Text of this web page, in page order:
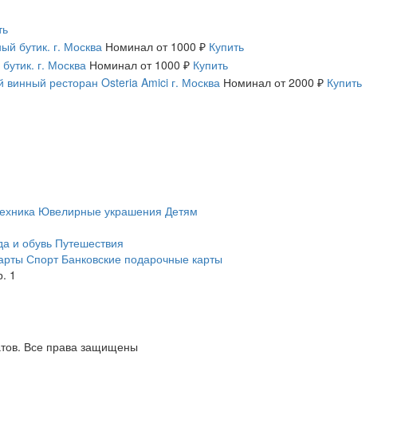
бутик. г. Москва Номинал от 1000 ₽ Купить
г. Москва Номинал от 1000 ₽ Купить
винный ресторан Osteria Amici г. Москва Номинал от 2000 ₽ Купить
Ювелирные украшения Детям
и обувь Путешествия
Спорт Банковские подарочные карты
1
Все права защищены